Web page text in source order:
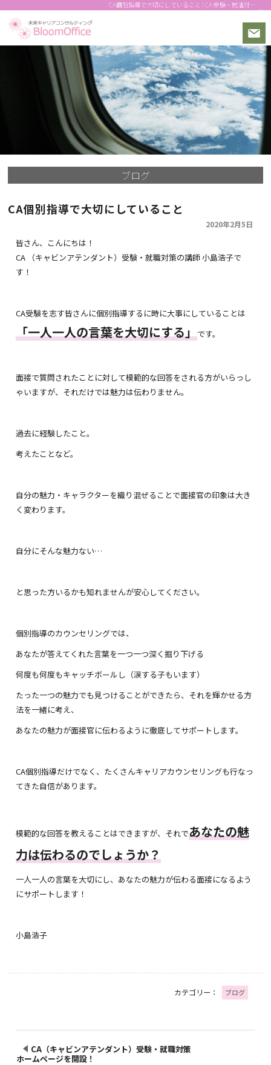
CA個別指導で大切にしていること | CA 受験・就活対策 面接対策・メイクの個別指導！動画用メイクも｜CA受験対策
ブログ
CA個別指導で大切にしていること
2020年2月5日
皆さん、こんにちは！
CA （キャビンアテンダント）受験・就職対策の講師 小島浩子で
す！
CA受験を志す皆さんに個別指導するに時に大事にしていることは
「一人一人の言葉を大切にする」 です。
面接で質問されたことに対して模範的な回答をされる方がいらっし
ゃいますが、それだけでは魅力は伝わりません。
過去に経験したこと。
考えたことなど。
自分の魅力・キャラクターを織り混ぜることで面接官の印象は大き
く変わります。
自分にそんな魅力ない…
と思った方いるかも知れませんが安心してください。
個別指導のカウンセリングでは、
あなたが答えてくれた言葉を一つ一つ深く掘り下げる
何度も何度もキャッチボールし（涙する子もいます）
たった一つの魅力でも見つけることができたら、それを輝かせる方
法を一緒に考え、
あなたの魅力が面接官に伝わるように徹底してサポートします。
CA個別指導だけでなく、たくさんキャリアカウンセリングも行なっ
てきた自信があります。
模範的な回答を教えることはできますが、それであなたの魅
力は伝わるのでしょうか？
一人一人の言葉を大切にし、あなたの魅力が伝わる面接になるよう
にサポートします！
小島浩子
カテゴリー： ブログ
CA（キャビンアテンダント）受験・就職対策
ホームページを開設！